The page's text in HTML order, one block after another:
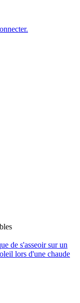
de s'asseoir sur un
lors d'une chaude